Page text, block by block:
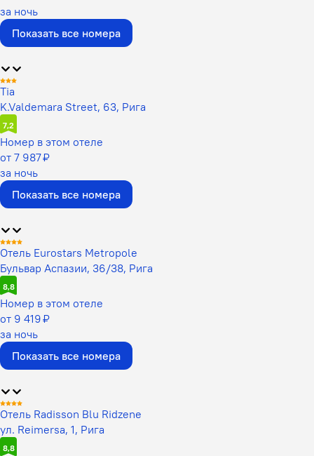
за ночь
Показать все номера
Tia
K.Valdemara Street, 63, Рига
7,2
Номер в этом отеле
от 7 987 ₽
за ночь
Показать все номера
Отель Eurostars Metropole
Бульвар Аспазии, 36/38, Рига
8,8
Номер в этом отеле
от 9 419 ₽
за ночь
Показать все номера
Отель Radisson Blu Ridzene
ул. Reimersa, 1, Рига
8,8